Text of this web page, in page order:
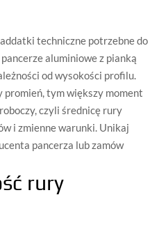
techniczne potrzebne do
aluminiowe z pianką
od wysokości profilu.
promień, tym większy moment
czyli średnicę rury
i zmienne warunki. Unikaj
pancerza lub zamów
rury